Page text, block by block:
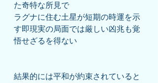
た奇特な所見で
ラグナに住む土星が短期の時運を示
す即現実の局面では厳しい凶兆も覚
悟せざるを得ない
結果的には平和が約束されていると